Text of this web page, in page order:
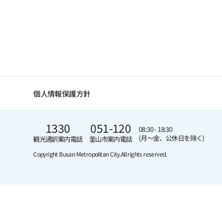
個人情報保護方針
1330
観光通訳案内電話
051-120
釜山市案内電話
08:30 - 18:30
(月～金、公休日を除く)
Copyright Busan Metropolitan City.All rights reserved.